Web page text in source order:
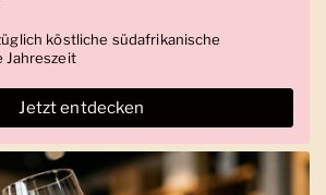
köstliche südafrikanische
Jahreszeit
Jetzt entdecken